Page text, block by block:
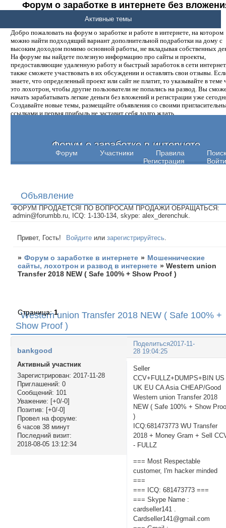
Форум о заработке в интернете без
денег.
Добро пожаловать на форум о заработке и работе в интернете, на котором
можно найти подходящий вариант дополнительной подработки на дому с
высоким доходом помимо основной работы, не вкладывая собственных
На форуме вы найдете полезную информацию про сайты и проекты,
предоставляющие удаленную работу и быстрый заработок в сети
также сможете участвовать в их обсуждении и оставлять свои отзывы.
знаете, что определенный проект или сайт не платит, то указывайте в теме
это лохотрон, чтобы другие пользователи не попались на развод. Вы
начать зарабатывать легкие деньги без вложений и регистрации уже
Создавайте новые темы, размещайте объявления со своими
ссылками и первая прибыль не заставит себя долго ждать.
Форум о заработке в интернете
Форум Участники Правила
Поиск
Регистрация
Войти
Активные темы
Объявление
ФОРУМ ПРОДАЕТСЯ! ПО ВОПРОСАМ ПРОДАЖИ ОБРАЩАТЬСЯ:
admin@forumbb.ru, ICQ: 1-130-134, skype: alex_derenchuk.
Привет, Гость! Войдите илизарегистрируйтесь
» Форум о заработке в интернете » Мошеннические
сайты, лохотрон и развод в интернете »Western union
Transfer 2018 NEW ( Safe 100% + Show Proof )
Western union Transfer 2018 NEW ( Safe 100% +
Show Proof )
Страница:1
Поделиться2017-11-
28 19:04:25
bankgood
Активный участник
Зарегистрирован: 2017-11-28
Приглашений: 0
Сообщений: 101
Уважение: [+0/-0]
Позитив: [+0/-0]
Провел на форуме:
6 часов 38 минут
Последний визит:
2018-08-05 13:12:34
Seller
CCV+FULLZ+DUMPS+BIN US
UK EU CA Asia CHEAP/Good
Western union Transfer 2018
NEW ( Safe 100% + Show
)
ICQ:681473773 WU Transfer
2018 + Money Gram + Sell
- FULLZ
=== Most Respectable
customer, I'm hacker minded
===
=== ICQ: 681473773 ===
=== Skype Name :
cardseller141 .
Cardseller141@gmail.com